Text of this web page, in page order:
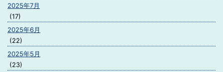
2025年7月
(17)
2025年6月
(22)
2025年5月
(23)